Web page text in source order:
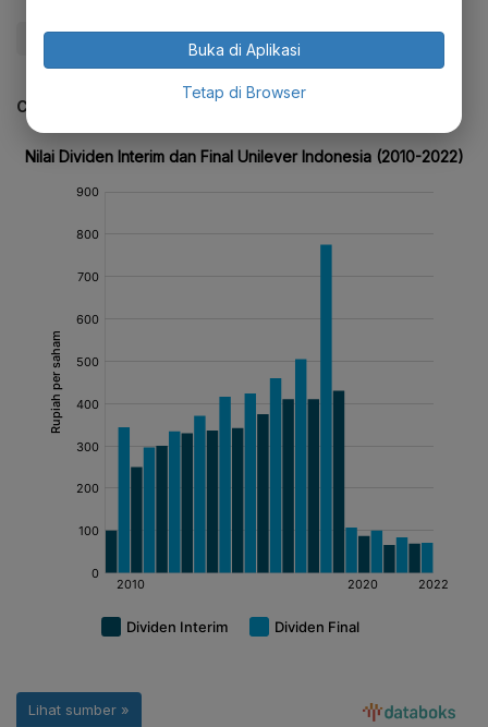
#Dividen #Unilever Indonesia #Give Me Perspective
CEK JUGA DATA INI
Buka di Aplikasi
Tetap di Browser